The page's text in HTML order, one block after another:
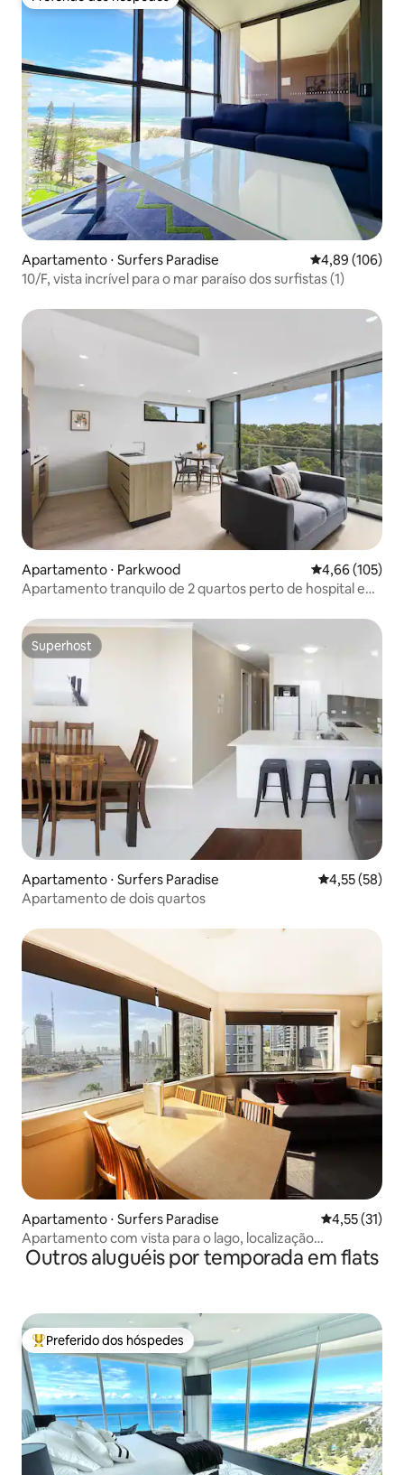
Preferido dos hóspedes
Apartamento ⋅ Surfers Paradise 4,89 de uma
4,89 (106)
10/F, vista incrível para o mar paraíso dos surfistas (1)
Apartamento ⋅ Parkwood 4,66 de uma
4,66 (105)
Apartamento tranquilo de 2 quartos perto de hospital e
Superhost
Superhost
Apartamento ⋅ Surfers Paradise 4,55 de uma
4,55 (58)
Apartamento de dois quartos
Apartamento ⋅ Surfers Paradise 4,55 de uma
4,55 (31)
Apartamento com vista para o lago, localização
privilegiada, com vista para o rio, adequado para famílias,
com uma pequena cozinha e banheira de água quente
Outros aluguéis por temporada em flats
Entre os melhores preferidos dos hóspedes
Preferido dos hóspedes